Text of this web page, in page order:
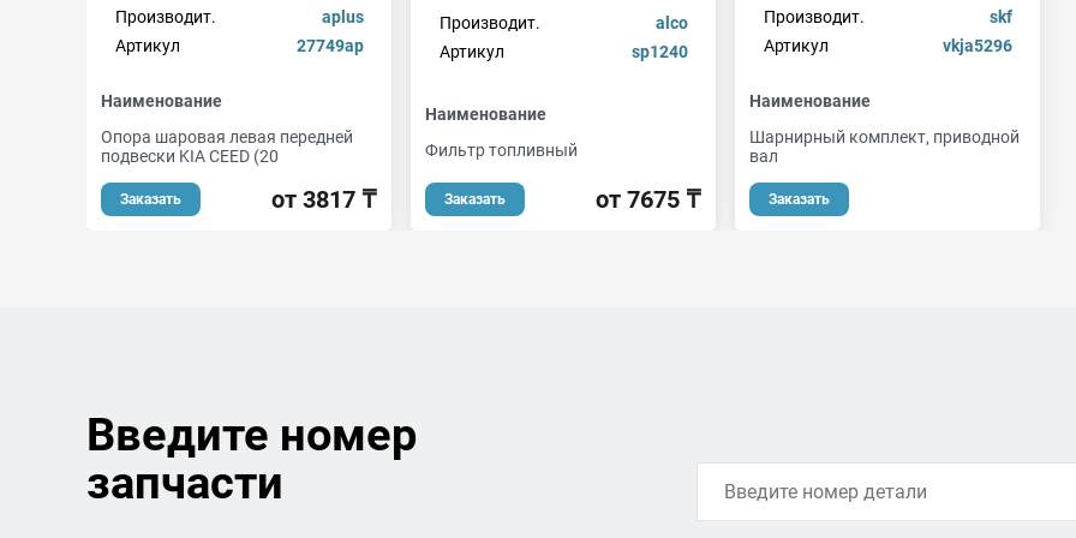
Производит.
aplus
Артикул
27749ap
Наименование
Опора шаровая левая передней
подвески KIA CEED (20
Заказать от 3817 ₸
Производит.
alco
Артикул
sp1240
Наименование
Фильтр топливный
Заказать от 7675 ₸
Производит.
skf
Артикул
vkja5296
Наименование
Шарнирный комплект, приводной
вал
Заказать
Введите номер
запчасти